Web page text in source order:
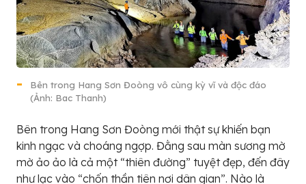
Bên trong Hang Sơn Đoòng vô cùng kỳ vĩ và độc đáo
(Ảnh: Bac Thanh)
Bên trong Hang Sơn Đoòng mới thật sự khiến bạn
kinh ngạc và choáng ngợp. Đằng sau màn sương mờ
mờ ảo ảo là cả một “thiên đường” tuyệt đẹp, đến đây
như lạc vào “chốn thần tiên nơi dân gian”. Nào là